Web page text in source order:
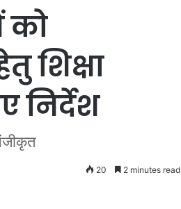
को
शिक्षा
निर्देश
20 2 minutes read